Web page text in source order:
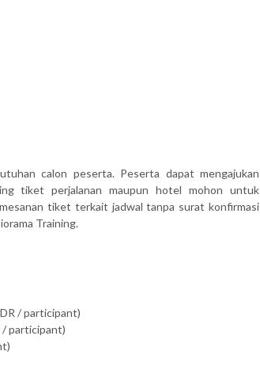
calon peserta. Peserta dapat mengajukan
tiket perjalanan maupun hotel mohon untuk
tiket terkait jadwal tanpa surat konfirmasi
Training.
/ participant)
/ participant)